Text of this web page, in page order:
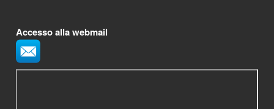
Accesso alla webmail